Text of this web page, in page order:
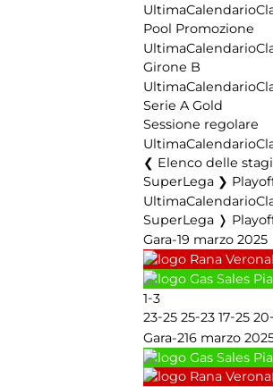
UltimaCalendario
Pool Promozione
UltimaCalendario
Girone B
UltimaCalendario
Serie A Gold
Sessione regolare
UltimaCalendario
Elenco delle
SuperLega ❯
UltimaCalendario
SuperLega ❭
Gara-19 marzo 2025
1-3
23-25 25-23 17-25 20-
Gara-216 marzo